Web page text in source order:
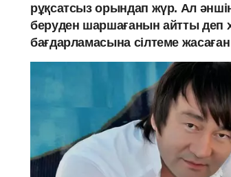
рұқсатсыз орындап жүр. Ал
беруден шаршағанын айтты деп
бағдарламасына сілтеме жасаған